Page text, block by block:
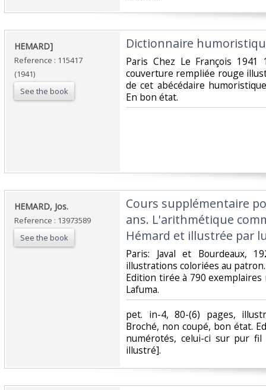
‎HEMARD]‎
Reference : 115417
(1941)
See the book
‎Dictionnaire
‎Paris Chez Le François
couverture rempliée rouge
de cet abécédaire
En bon état. ‎
‎HEMARD, Jos.‎
Reference : 13973589
See the book
‎Cours supplémentaire
ans. L'arithmétique
Hémard et illustrée par
‎Paris: Javal et Bourdeaux,
illustrations coloriées au
Edition tirée à 790
Lafuma.‎
‎pet. in-4, 80-(6) pages,
Broché, non coupé, bon état.
numérotés, celui-ci sur pur fil
illustré].‎